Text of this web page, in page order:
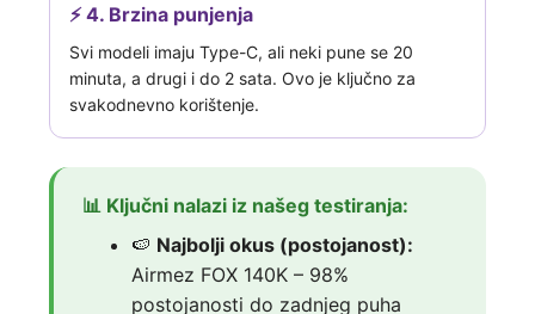
⚡ 4. Brzina punjenja
Svi modeli imaju Type-C, ali neki pune se 20
minuta, a drugi i do 2 sata. Ovo je ključno za
svakodnevno korištenje.
📊 Ključni nalazi iz našeg testiranja:
🍉 Najbolji okus (postojanost):
Airmez FOX 140K – 98%
postojanosti do zadnjeg puha